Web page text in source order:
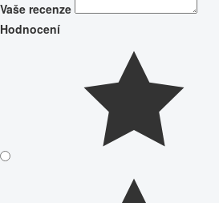
Vaše recenze
Hodnocení